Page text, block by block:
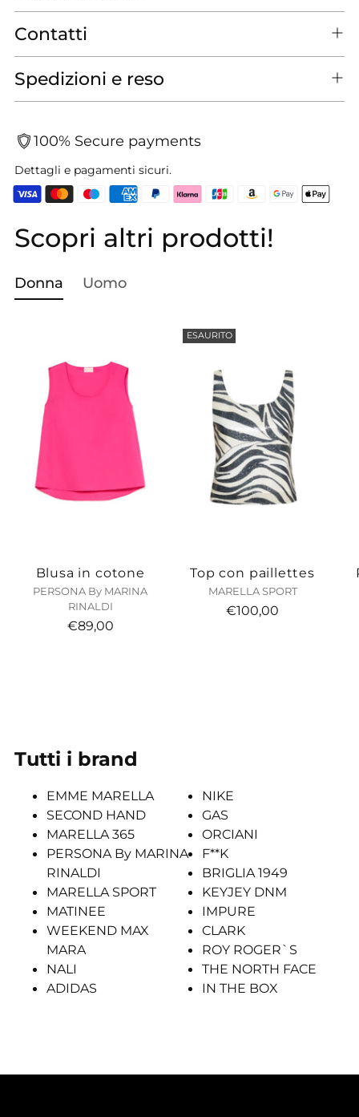
Contatti
Spedizioni e reso
100% Secure payments
Dettagli e pagamenti sicuri.
Aggiungere
un
al
Scopri altri prodotti!
Donna Uomo
Blusa in cotone
PERSONA By MARINA
RINALDI
€89,00
ESAURITO
Top con paillettes
MARELLA SPORT
€100,00
Tutti i brand
EMME MARELLA
SECOND HAND
MARELLA 365
PERSONA By MARINA
RINALDI
MARELLA SPORT
MATINEE
WEEKEND MAX
MARA
NALI
ADIDAS
NIKE
GAS
ORCIANI
F**K
BRIGLIA 1949
KEYJEY DNM
IMPURE
CLARK
ROY ROGER`S
THE NORTH FACE
IN THE BOX